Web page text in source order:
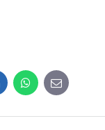
WhatsApp
E-
mail